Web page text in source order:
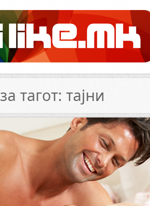
тагот: тајни